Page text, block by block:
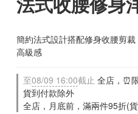
簡約法式設計搭配修身收腰剪
高級感
至08/09 16:00截止 全店，⏰
貨到付款除外
全店，月底前，滿兩件95折(